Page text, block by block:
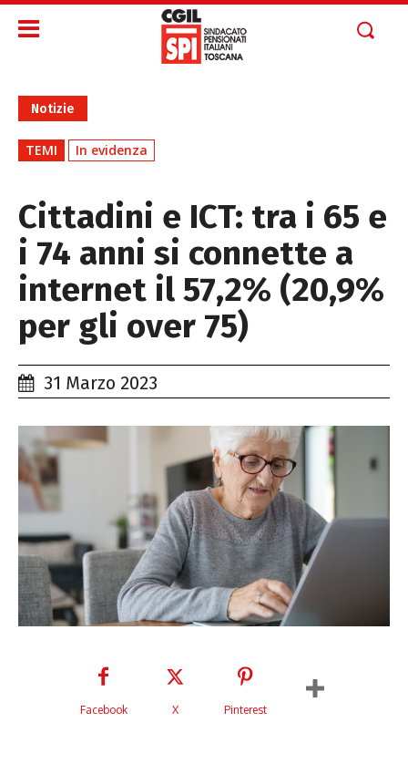
Notizie
TEMI In evidenza
Cittadini e ICT: tra i 65 e
i 74 anni si connette a
internet il 57,2% (20,9%
per gli over 75)
31 Marzo 2023
Facebook X Pinterest